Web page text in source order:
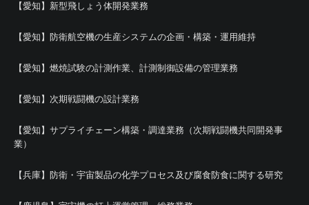
【愛知】新型飛しょう体開発業務
【愛知】防衛航空機の生産システムの企画・構築・運用維持
【愛知】燃焼試験の計測作業、計測制御設備の管理業務
【愛知】次期戦闘機の設計業務
【愛知】サプライチェーン構築・調達業務（次期戦闘機共同開発事
業）
【兵庫】防衛・宇宙製品の化学プロセス及び腐食防食に関する研究